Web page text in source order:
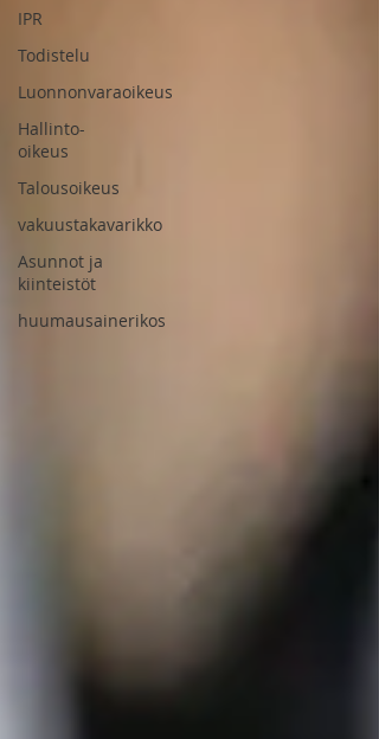
IPR
Todistelu
Luonnonvaraoikeus
Hallinto-
oikeus
Talousoikeus
vakuustakavarikko
Asunnot ja
kiinteistöt
huumausainerikos